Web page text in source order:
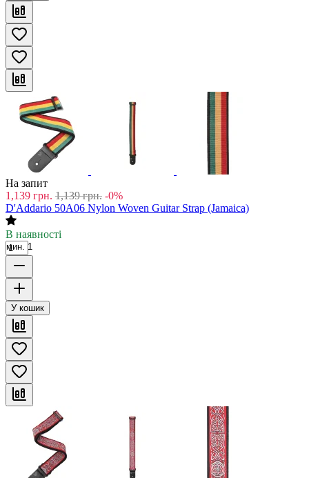
На запит
1,139 грн. 1,139 грн. -0%
D'Addario 50A06 Nylon Woven Guitar Strap (Jamaica)
В наявності
мин. 1
У кошик